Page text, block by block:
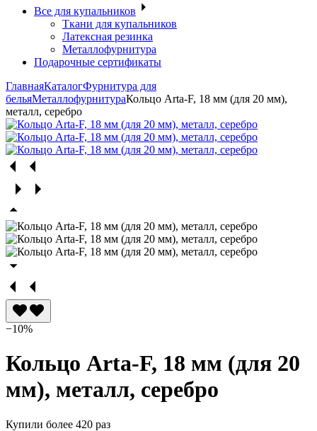
Все для купальников
Ткани для купальников
Латексная резинка
Металлофурнитура
Подарочные сертификаты
ГлавнаяКаталогФурнитура для
бельяМеталлофурнитураКольцо Arta-F, 18 мм (для 20 мм),
металл, серебро
−10%
Кольцо Arta-F, 18 мм (для 20
мм), металл, серебро
Купили более 420 раз